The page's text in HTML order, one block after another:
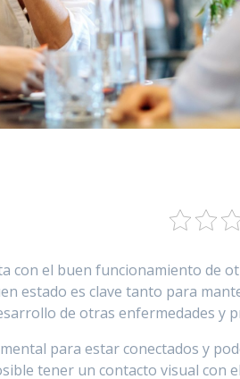
con el buen funcionamiento de
estado es clave tanto para
de otras enfermedades y
para estar conectados y
tener un contacto visual con